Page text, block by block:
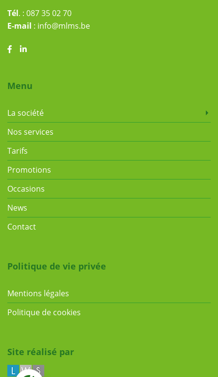
Tél. : 087 35 02 70
E-mail : info@mlms.be
Menu
La société
Nos services
Tarifs
Promotions
Occasions
News
Contact
Politique de vie privée
Mentions légales
Politique de cookies
Site réalisé par